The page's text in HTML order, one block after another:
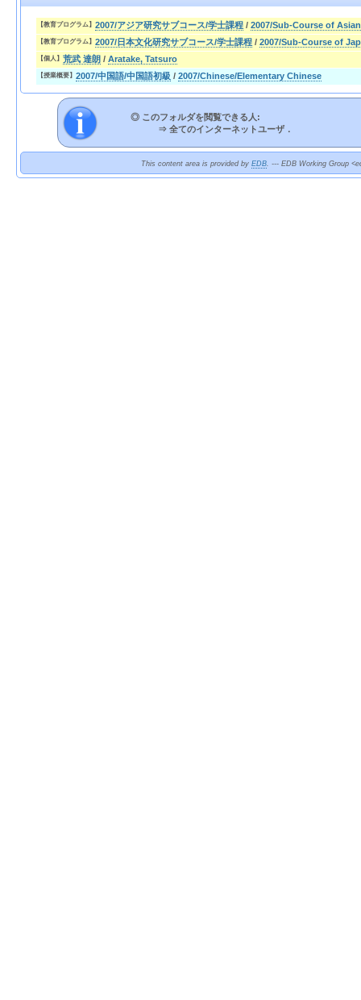
【教育プログラム】 2007/アジア研究サブコース/学士課程 / 2007/Sub-Course of
【教育プログラム】 2007/日本文化研究サブコース/学士課程 / 2007/Sub-Course of
【個人】 荒武 達朗 / Aratake, Tatsuro
【授業概要】 2007/中国語/中国語初級 / 2007/Chinese/Elementary Chinese
◎ このフォルダを閲覧できる人:
⇒ 全てのインターネットユーザ．
This content area is provided by EDB. --- EDB Working Group